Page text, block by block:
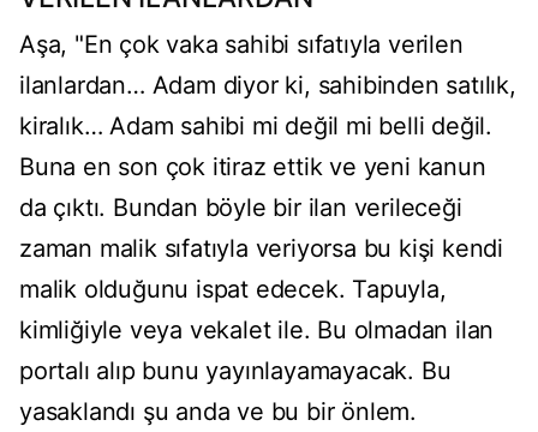
Aşa, "En çok vaka sahibi sıfatıyla verilen
ilanlardan… Adam diyor ki, sahibinden satılık,
kiralık… Adam sahibi mi değil mi belli değil.
Buna en son çok itiraz ettik ve yeni kanun
da çıktı. Bundan böyle bir ilan verileceği
zaman malik sıfatıyla veriyorsa bu kişi kendi
malik olduğunu ispat edecek. Tapuyla,
kimliğiyle veya vekalet ile. Bu olmadan ilan
portalı alıp bunu yayınlayamayacak. Bu
yasaklandı şu anda ve bu bir önlem.